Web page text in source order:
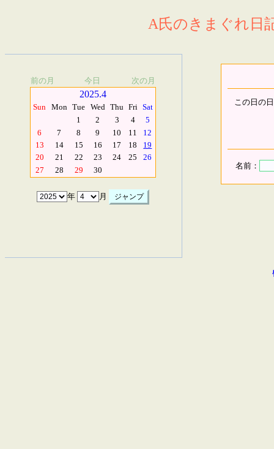
A氏のきまぐれ日
前の月 今日 次の月
2025.4
Sun Mon Tue Wed Thu Fri Sat
1
2 3 4
5
6
7 8 9 10 11
12
13
14 15 16 17 18
19
20
21 22 23 24 25
26
27
28 29 30
年 月
この日の
名前：